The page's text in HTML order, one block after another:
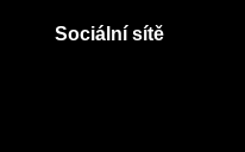
Sociální sítě